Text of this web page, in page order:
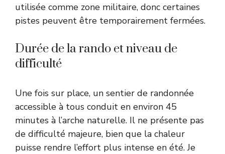
utilisée comme zone militaire, donc certaines
pistes peuvent être temporairement fermées.
Durée de la rando et niveau de
difficulté
Une fois sur place, un sentier de randonnée
accessible à tous conduit en environ 45
minutes à l’arche naturelle. Il ne présente pas
de difficulté majeure, bien que la chaleur
puisse rendre l’effort plus intense en été. Je